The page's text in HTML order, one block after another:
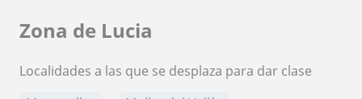
Zona de Lucia
Localidades a las que se desplaza para dar clase